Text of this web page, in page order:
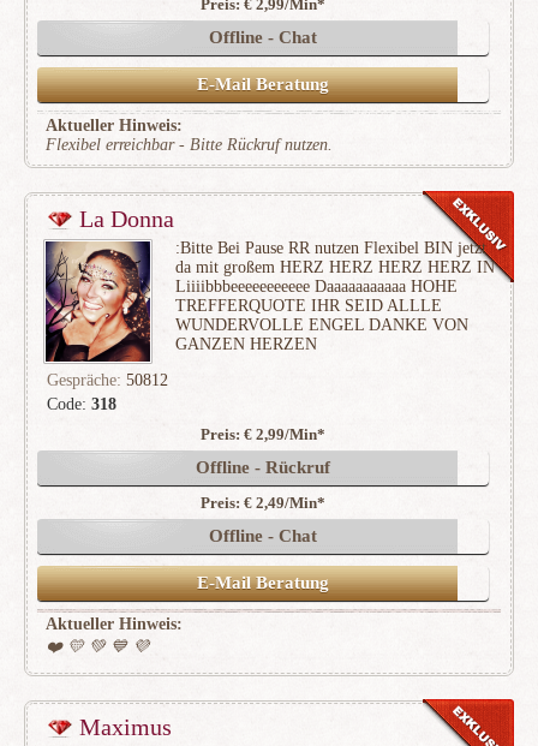
Preis: € 2,99/Min*
Offline - Chat
E-Mail Beratung
Aktueller Hinweis:
Flexibel erreichbar - Bitte Rückruf nutzen.
La Donna
Code: 318
:Bitte Bei Pause RR nutzen Flexibel BIN jetzt
da mit großem HERZ HERZ HERZ HERZ IN
Liiiibbbeeeeeeeeeee Daaaaaaaaaaa HOHE
TREFFERQUOTE IHR SEID ALLLE
WUNDERVOLLE ENGEL DANKE VON
GANZEN HERZEN
Gespräche: 50812
(15557)
Preis: € 2,99/Min*
Offline - Rückruf
Preis: € 2,49/Min*
Offline - Chat
E-Mail Beratung
Aktueller Hinweis:
❤️ 💛 💚 💙 💜
Maximus